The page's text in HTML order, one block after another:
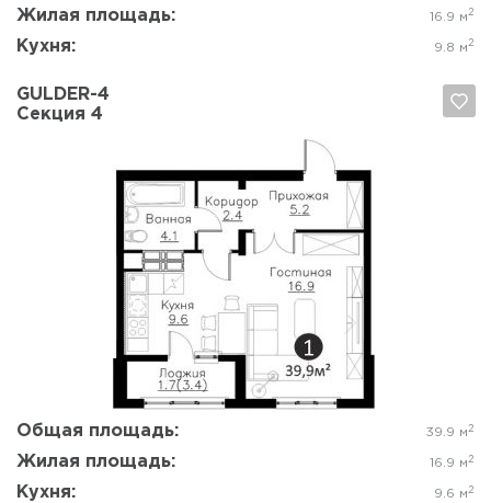
Жилая площадь: 16.9 м 2
Кухня: 9.8 м 2
GULDER-4
Секция 4
Общая площадь: 39.9 м 2
Жилая площадь: 16.9 м 2
Кухня: 9.6 м 2
Да, удалить Отмена